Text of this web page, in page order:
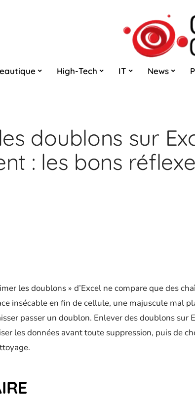
High-Tech IT News
doublons sur
: les bons
les doublons » d’Excel ne compare que des
insécable en fin de cellule, une majuscule mal
passer un doublon. Enlever des doublons sur
les données avant toute suppression, puis de